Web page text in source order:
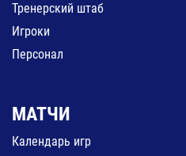
Тренерский штаб
Игроки
Персонал
МАТЧИ
Календарь игр